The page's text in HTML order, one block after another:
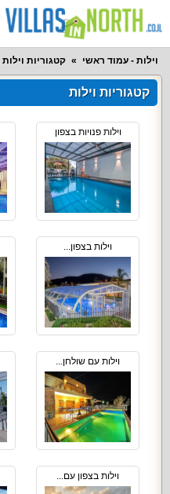
וילות - עמוד ראשי קטגוריות וילות
קטגוריות וילות
וילות פנויות בצפון
וילות בצפון...
וילות עם שולחן...
וילות בצפון עם...